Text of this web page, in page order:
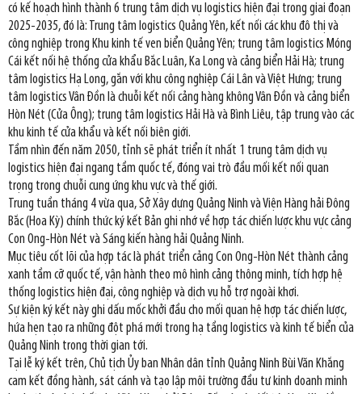
có kế hoạch hình thành 6 trung tâm dịch vụ logistics hiện đại trong giai đoạn
2025-2035, đó là: Trung tâm logistics Quảng Yên, kết nối các khu đô thị và
công nghiệp trong Khu kinh tế ven biển Quảng Yên; trung tâm logistics Móng
Cái kết nối hệ thống cửa khẩu Bắc Luân, Ka Long và cảng biển Hải Hà; trung
tâm logistics Hạ Long, gắn với khu công nghiệp Cái Lân và Việt Hưng; trung
tâm logistics Vân Đồn là chuỗi kết nối cảng hàng không Vân Đồn và cảng biển
Hòn Nét (Cửa Ông); trung tâm logistics Hải Hà và Bình Liêu, tập trung vào các
khu kinh tế cửa khẩu và kết nối biên giới.
Tầm nhìn đến năm 2050, tỉnh sẽ phát triển ít nhất 1 trung tâm dịch vụ
logistics hiện đại ngang tầm quốc tế, đóng vai trò đầu mối kết nối quan
trọng trong chuỗi cung ứng khu vực và thế giới.
Trung tuần tháng 4 vừa qua, Sở Xây dựng Quảng Ninh và Viện Hàng hải Đông
Bắc (Hoa Kỳ) chính thức ký kết Bản ghi nhớ về hợp tác chiến lược khu vực cảng
Con Ong-Hòn Nét và Sáng kiến hàng hải Quảng Ninh.
Mục tiêu cốt lõi của hợp tác là phát triển cảng Con Ong-Hòn Nét thành cảng
xanh tầm cỡ quốc tế, vận hành theo mô hình cảng thông minh, tích hợp hệ
thống logistics hiện đại, công nghiệp và dịch vụ hỗ trợ ngoài khơi.
Sự kiện ký kết này ghi dấu mốc khởi đầu cho mối quan hệ hợp tác chiến lược,
hứa hẹn tạo ra những đột phá mới trong hạ tầng logistics và kinh tế biển của
Quảng Ninh trong thời gian tới.
Tại lễ ký kết trên, Chủ tịch Ủy ban Nhân dân tỉnh Quảng Ninh Bùi Văn Khắng
cam kết đồng hành, sát cánh và tạo lập môi trường đầu tư kinh doanh minh